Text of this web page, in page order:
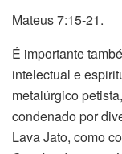
Mateus 7:15-21.
É importante
intelectual e
metalúrgico
condenado por
Lava Jato, como